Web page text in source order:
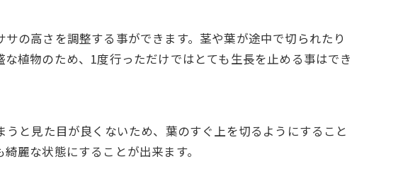
の高さを調整する事ができます。茎や葉が途中で切られたり
植物のため、1度行っただけではとても生長を止める事はでき
と見た目が良くないため、葉のすぐ上を切るようにすること
麗な状態にすることが出来ます。